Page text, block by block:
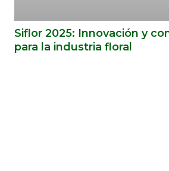
Siflor 2025: Innovación y
para la industria floral